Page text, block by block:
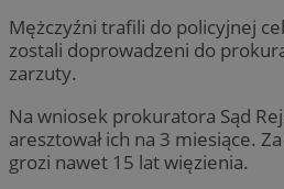
Mężczyźni trafili do policyjnej
zostali doprowadzeni do
zarzuty.
Na wniosek prokuratora Sąd
aresztował ich na 3 miesiące.
grozi nawet 15 lat więzienia.